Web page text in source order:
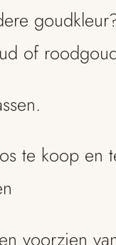
of
te koop en
voorzien